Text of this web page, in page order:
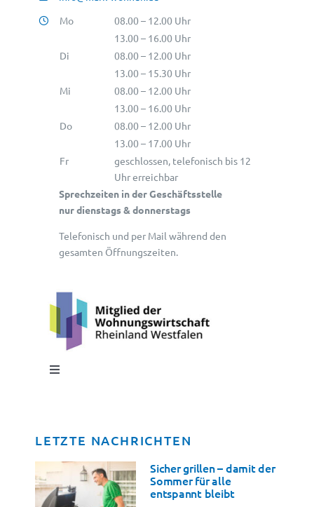
Mo
08.00 – 12.00 Uhr
13.00 – 16.00 Uhr
Di
08.00 – 12.00 Uhr
13.00 – 15.30 Uhr
Mi
08.00 – 12.00 Uhr
13.00 – 16.00 Uhr
Do
08.00 – 12.00 Uhr
13.00 – 17.00 Uhr
Fr
geschlossen, telefonisch bis 12
Uhr erreichbar
Sprechzeiten in der Geschäftsstelle
nur dienstags & donnerstags
Telefonisch und per Mail während den
gesamten Öffnungszeiten.
Toggle
Cookie-Information
LETZTE NACHRICHTEN
Sicher grillen – damit der
Sommer für alle
entspannt bleibt